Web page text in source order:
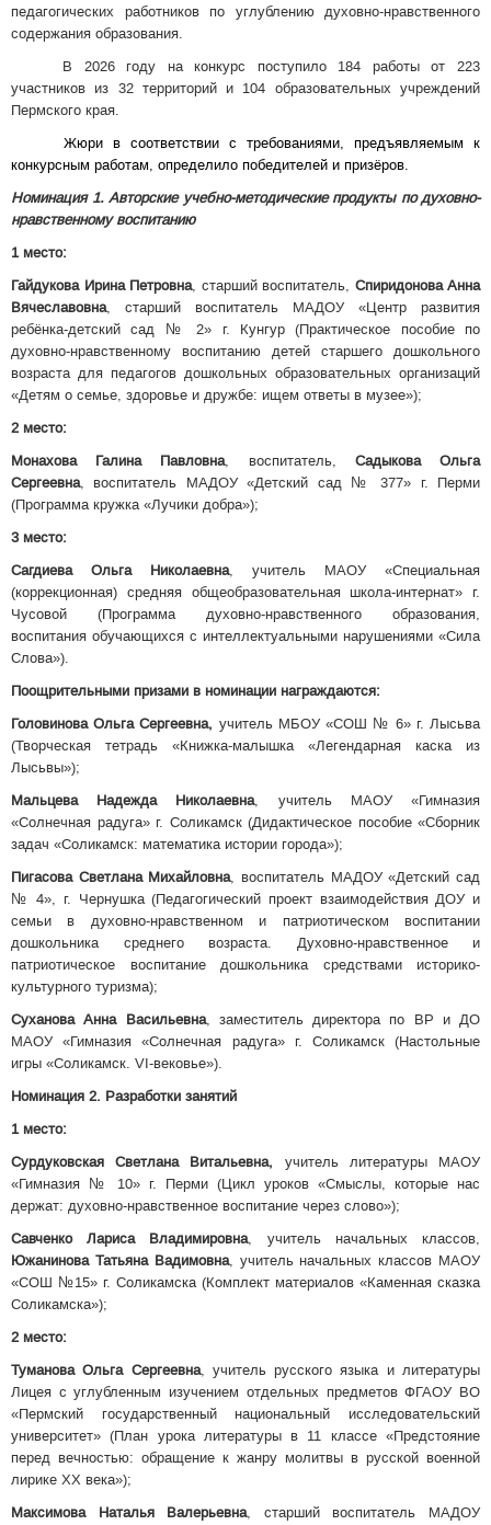
педагогических работников по углублению духовно-нравственного
содержания образования.
В 2026 году на конкурс поступило 184 работы от 223
участников из 32 территорий и 104 образовательных учреждений
Пермского края.
Жюри в соответствии с требованиями, предъявляемым к
конкурсным работам, определило победителей и призёров.
Номинация 1. Авторские учебно-методические продукты по духовно-
нравственному воспитанию
1 место:
Гайдукова Ирина Петровна, старший воспитатель, Спиридонова Анна
Вячеславовна, старший воспитатель МАДОУ «Центр развития
ребёнка-детский сад № 2» г. Кунгур (Практическое пособие по
духовно-нравственному воспитанию детей старшего дошкольного
возраста для педагогов дошкольных образовательных организаций
«Детям о семье, здоровье и дружбе: ищем ответы в музее»);
2 место:
Монахова Галина Павловна, воспитатель, Садыкова Ольга
Сергеевна, воспитатель МАДОУ «Детский сад № 377» г. Перми
(Программа кружка «Лучики добра»);
3 место:
Сагдиева Ольга Николаевна, учитель МАОУ «Специальная
(коррекционная) средняя общеобразовательная школа-интернат» г.
Чусовой (Программа духовно-нравственного образования,
воспитания обучающихся с интеллектуальными нарушениями «Сила
Слова»).
Поощрительными призами в номинации награждаются:
Головинова Ольга Сергеевна, учитель МБОУ «СОШ № 6» г. Лысьва
(Творческая тетрадь «Книжка-малышка «Легендарная каска из
Лысьвы»);
Мальцева Надежда Николаевна, учитель МАОУ «Гимназия
«Солнечная радуга» г. Соликамск (Дидактическое пособие «Сборник
задач «Соликамск: математика истории города»);
Пигасова Светлана Михайловна, воспитатель МАДОУ «Детский сад
№ 4», г. Чернушка (Педагогический проект взаимодействия ДОУ и
семьи в духовно-нравственном и патриотическом воспитании
дошкольника среднего возраста. Духовно-нравственное и
патриотическое воспитание дошкольника средствами историко-
культурного туризма);
Суханова Анна Васильевна, заместитель директора по ВР и ДО
МАОУ «Гимназия «Солнечная радуга» г. Соликамск (Настольные
игры «Соликамск. VI-вековье»).
Номинация 2. Разработки занятий
1 место:
Сурдуковская Светлана Витальевна, учитель литературы МАОУ
«Гимназия № 10» г. Перми (Цикл уроков «Смыслы, которые нас
держат: духовно-нравственное воспитание через слово»);
Савченко Лариса Владимировна, учитель начальных классов,
Южанинова Татьяна Вадимовна, учитель начальных классов МАОУ
«СОШ №15» г. Соликамска (Комплект материалов «Каменная сказка
Соликамска»);
2 место:
Туманова Ольга Сергеевна, учитель русского языка и литературы
Лицея с углубленным изучением отдельных предметов ФГАОУ ВО
«Пермский государственный национальный исследовательский
университет» (План урока литературы в 11 классе «Предстояние
перед вечностью: обращение к жанру молитвы в русской военной
лирике XX века»);
Максимова Наталья Валерьевна, старший воспитатель МАДОУ